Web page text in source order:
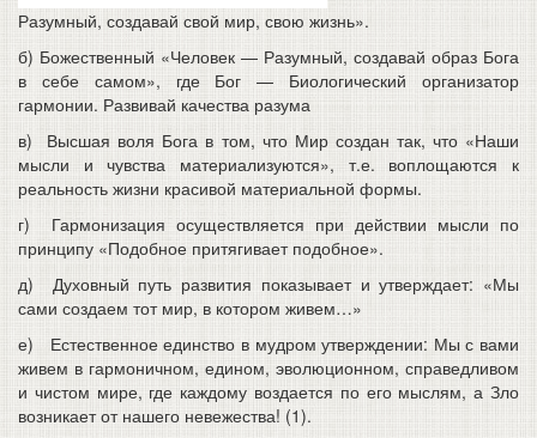
Разумный, создавай свой мир, свою жизнь».
б) Божественный «Человек — Разумный, создавай образ Бога
в себе самом», где Бог — Биологический организатор
гармонии. Развивай качества разума
в) Высшая воля Бога в том, что Мир создан так, что «Наши
мысли и чувства материализуются», т.е. воплощаются к
реальность жизни красивой материальной формы.
г) Гармонизация осуществляется при действии мысли по
принципу «Подобное притягивает подобное».
д) Духовный путь развития показывает и утверждает: «Мы
сами создаем тот мир, в котором живем…»
е) Естественное единство в мудром утверждении: Мы с вами
живем в гармоничном, едином, эволюционном, справедливом
и чистом мире, где каждому воздается по его мыслям, а Зло
возникает от нашего невежества! (1).